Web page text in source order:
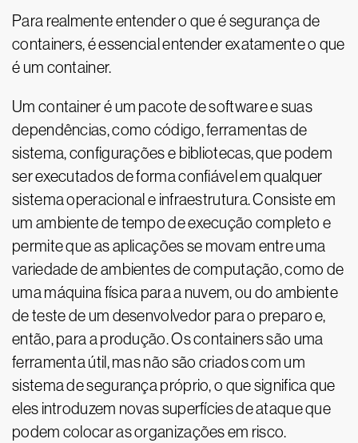
Para realmente entender o que é segurança de
containers, é essencial entender exatamente o que
é um container.
Um container é um pacote de software e suas
dependências, como código, ferramentas de
sistema, configurações e bibliotecas, que podem
ser executados de forma confiável em qualquer
sistema operacional e infraestrutura. Consiste em
um ambiente de tempo de execução completo e
permite que as aplicações se movam entre uma
variedade de ambientes de computação, como de
uma máquina física para a nuvem, ou do ambiente
de teste de um desenvolvedor para o preparo e,
então, para a produção. Os containers são uma
ferramenta útil, mas não são criados com um
sistema de segurança próprio, o que significa que
eles introduzem novas superfícies de ataque que
podem colocar as organizações em risco.